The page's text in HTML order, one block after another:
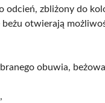
odcień, zbliżony do
otwierają
obuwia,